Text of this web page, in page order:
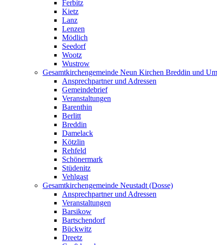
Ferbitz
Kietz
Lanz
Lenzen
Mödlich
Seedorf
Wootz
Wustrow
Gesamtkirchengemeinde Neun Kirchen Breddin und
Ansprechpartner und Adressen
Gemeindebrief
Veranstaltungen
Barenthin
Berlitt
Breddin
Damelack
Kötzlin
Rehfeld
Schönermark
Stüdenitz
Vehlgast
Gesamtkirchengemeinde Neustadt (Dosse)
Ansprechpartner und Adressen
Veranstaltungen
Barsikow
Bartschendorf
Bückwitz
Dreetz